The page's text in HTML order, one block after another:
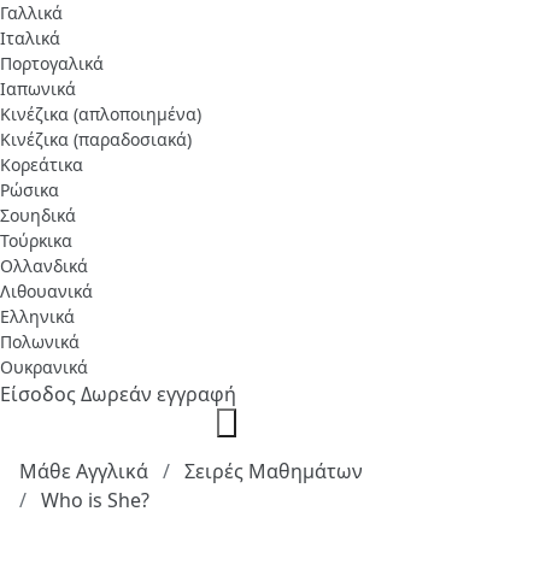
Γαλλικά
Ιταλικά
Πορτογαλικά
Ιαπωνικά
Κινέζικα (απλοποιημένα)
Κινέζικα (παραδοσιακά)
Κορεάτικα
Ρώσικα
Σουηδικά
Τούρκικα
Ολλανδικά
Λιθουανικά
Ελληνικά
Πολωνικά
Ουκρανικά
ΕίσοδοςΔωρεάν εγγραφή
Μάθε Αγγλικά
Σειρές Μαθημάτων
Who is She?